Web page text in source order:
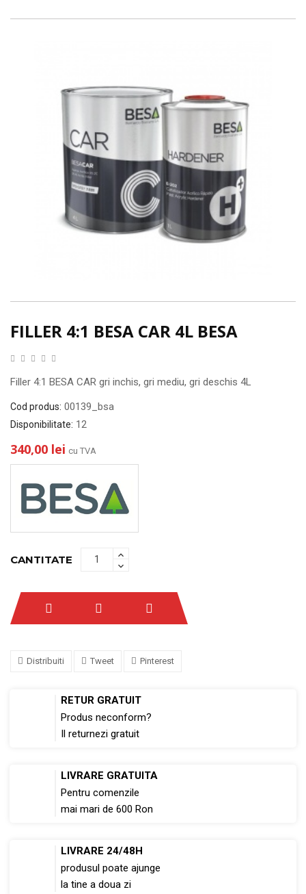
FILLER 4:1 BESA CAR 4L BESA
Filler 4:1 BESA CAR gri inchis, gri mediu, gri deschis 4L
Cod produs: 00139_bsa
Disponibilitate: 12
340,00 lei cu TVA
CANTITATE
Distribuiti Tweet Pinterest
RETUR GRATUIT
Produs neconform?
Il returnezi gratuit
LIVRARE GRATUITA
Pentru comenzile
mai mari de 600 Ron
LIVRARE 24/48H
produsul poate ajunge
la tine a doua zi